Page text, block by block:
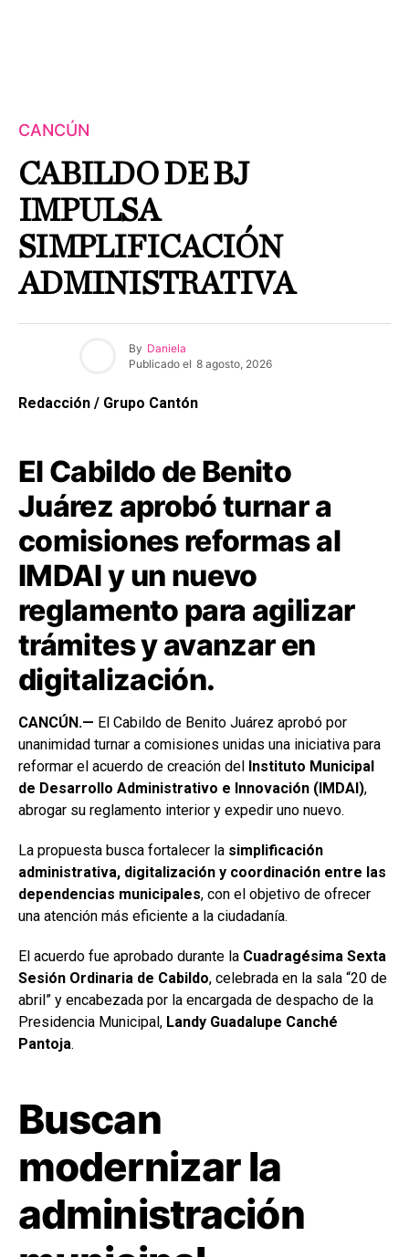
CANCÚN
CABILDO DE BJ
IMPULSA
SIMPLIFICACIÓN
ADMINISTRATIVA
By Daniela
Publicado el 8 agosto, 2026
Redacción / Grupo Cantón
El Cabildo de Benito
Juárez aprobó turnar a
comisiones reformas al
IMDAI y un nuevo
reglamento para agilizar
trámites y avanzar en
digitalización.
CANCÚN.— El Cabildo de Benito Juárez aprobó por
unanimidad turnar a comisiones unidas una iniciativa para
reformar el acuerdo de creación del
Instituto Municipal
de Desarrollo Administrativo e Innovación (IMDAI),
abrogar su reglamento interior y expedir uno nuevo.
La propuesta busca fortalecer la simplificación
administrativa, digitalización y coordinación entre las
dependencias municipales, con el objetivo de ofrecer
una atención más eficiente a la ciudadanía.
El acuerdo fue aprobado durante la Cuadragésima Sexta
Sesión Ordinaria de Cabildo, celebrada en la sala “20 de
abril” y encabezada por la encargada de despacho de la
Presidencia Municipal, Landy Guadalupe Canché
Pantoja.
Buscan
modernizar la
administración